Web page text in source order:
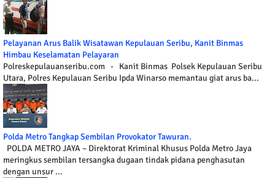
Pelayanan Arus Balik Wisatawan Kepulauan Seribu, Kanit Binmas
Himbau Keselamatan Pelayaran
Polreskepulauanseribu.com - Kanit Binmas Polsek Kepulauan Seribu
Utara, Polres Kepulauan Seribu Ipda Winarso memantau giat arus ba...
Polda Metro Tangkap Sembilan Provokator Tawuran.
POLDA METRO JAYA – Direktorat Kriminal Khusus Polda Metro Jaya
meringkus sembilan tersangka dugaan tindak pidana penghasutan
dengan unsur ...